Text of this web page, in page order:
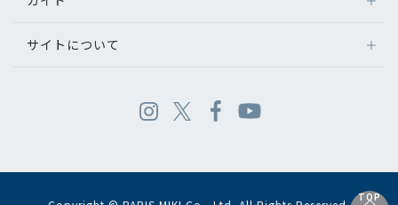
TOP
サイトについて